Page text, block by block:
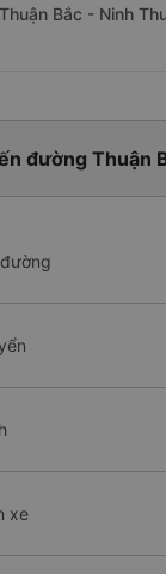
Bắc - Ninh
đường Thuận
xe